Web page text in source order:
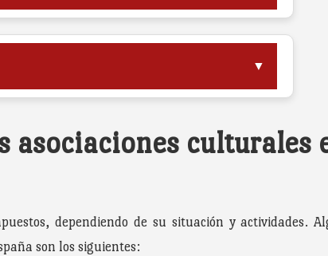
▼
asociaciones culturales
dependiendo de su situación y actividades.
son los siguientes: